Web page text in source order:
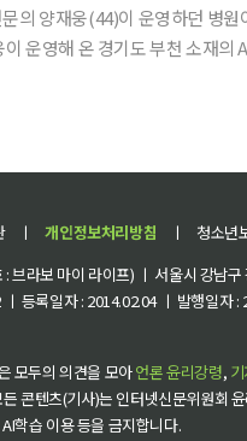
재웅(44)이 운영하던 병원이 결국 폐업했다
운영해 온 경기도 부천 소재의
ㅣ 개인정보처리방침 ㅣ 청소년
브라보 마이 라이프) ㅣ 서울시 강남
등록일자 : 2014.02.04 ㅣ 발행일자
모두의 의견을 모아언론 윤리강령,
콘텐츠(기사)는 인터넷신문위원회
학습 이용 등을 금지합니다.